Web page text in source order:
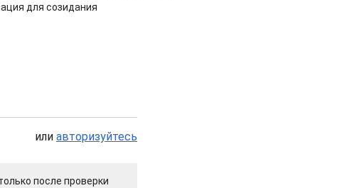
для созидания
или авторизуйтесь
после проверки